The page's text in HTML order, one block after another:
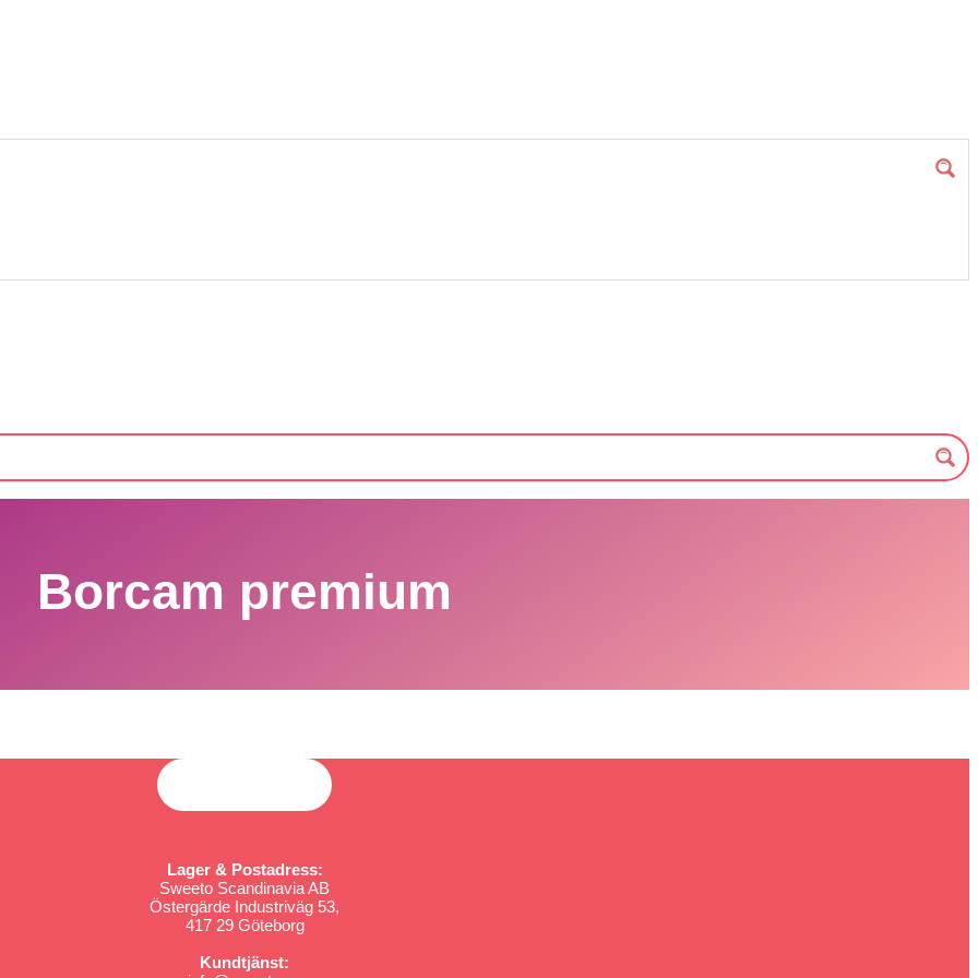
Borcam premium
Lager & Postadress:
Sweeto Scandinavia AB
Östergärde Industriväg 53,
417 29 Göteborg
Kundtjänst: